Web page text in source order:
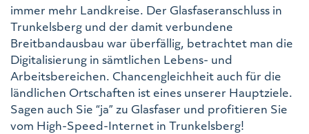
immer mehr Landkreise. Der Glasfaseranschluss in
Trunkelsberg und der damit verbundene
Breitbandausbau war überfällig, betrachtet man die
Digitalisierung in sämtlichen Lebens- und
Arbeitsbereichen. Chancengleichheit auch für die
ländlichen Ortschaften ist eines unserer Hauptziele.
Sagen auch Sie “ja” zu Glasfaser und profitieren Sie
vom High-Speed-Internet in Trunkelsberg!